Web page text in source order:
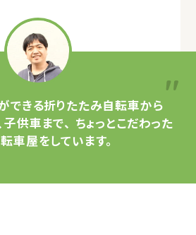
できる折りたたみ自転車から
供車まで、 ちょっとこだわった
車屋をしています。